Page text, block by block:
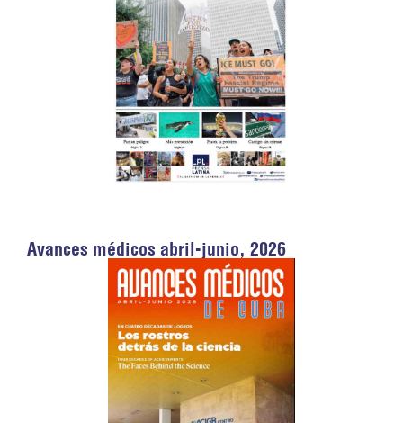
Avances médicos abril-junio, 2026